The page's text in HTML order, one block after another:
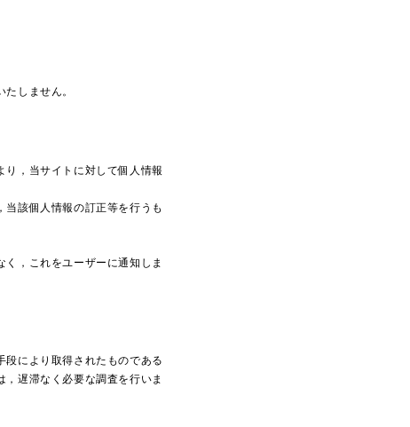
しません。
，当サイトに対して個人情報
該個人情報の訂正等を行うも
，これをユーザーに通知しま
段により取得されたものである
遅滞なく必要な調査を行いま